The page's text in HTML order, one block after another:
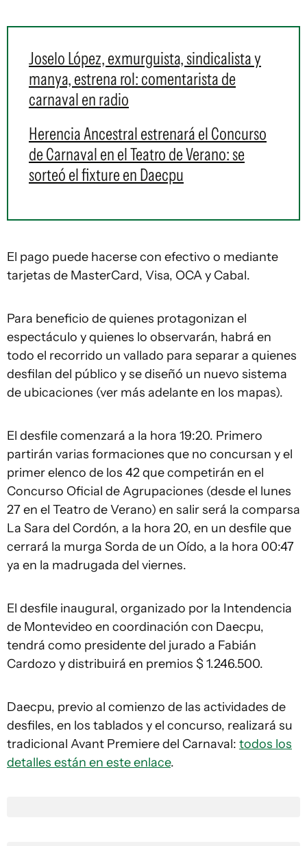
Joselo López, exmurguista, sindicalista y
manya, estrena rol: comentarista de
carnaval en radio
Herencia Ancestral estrenará el Concurso
de Carnaval en el Teatro de Verano: se
sorteó el fixture en Daecpu
El pago puede hacerse con efectivo o mediante
tarjetas de MasterCard, Visa, OCA y Cabal.
Para beneficio de quienes protagonizan el
espectáculo y quienes lo observarán, habrá en
todo el recorrido un vallado para separar a quienes
desfilan del público y se diseñó un nuevo sistema
de ubicaciones (ver más adelante en los mapas).
El desfile comenzará a la hora 19:20. Primero
partirán varias formaciones que no concursan y el
primer elenco de los 42 que competirán en el
Concurso Oficial de Agrupaciones (desde el lunes
27 en el Teatro de Verano) en salir será la comparsa
La Sara del Cordón, a la hora 20, en un desfile que
cerrará la murga Sorda de un Oído, a la hora 00:47
ya en la madrugada del viernes.
El desfile inaugural, organizado por la Intendencia
de Montevideo en coordinación con Daecpu,
tendrá como presidente del jurado a Fabián
Cardozo y distribuirá en premios $ 1.246.500.
Daecpu, previo al comienzo de las actividades de
desfiles, en los tablados y el concurso, realizará su
tradicional Avant Premiere del Carnaval: todos los
detalles están en este enlace.